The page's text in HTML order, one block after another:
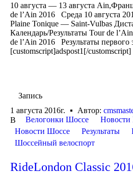
10 августа — 13 августа
de l’Ain 2016 Среда 10 августа
Plaine Tonique — Saint-Vulbas
Календарь/Результаты Tour de
de l’Ain 2016 Результаты первого
[customscript]adspost1[/customscript]
Запись
1 августа 2016г.
Автор:
В
Велогонки Шоссе
Новости
Новости Шоссе
Результаты
Шоссейный велоспорт
RideLondon Classic